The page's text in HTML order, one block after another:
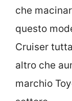
che
questo
Cruiser
altro che
marchio